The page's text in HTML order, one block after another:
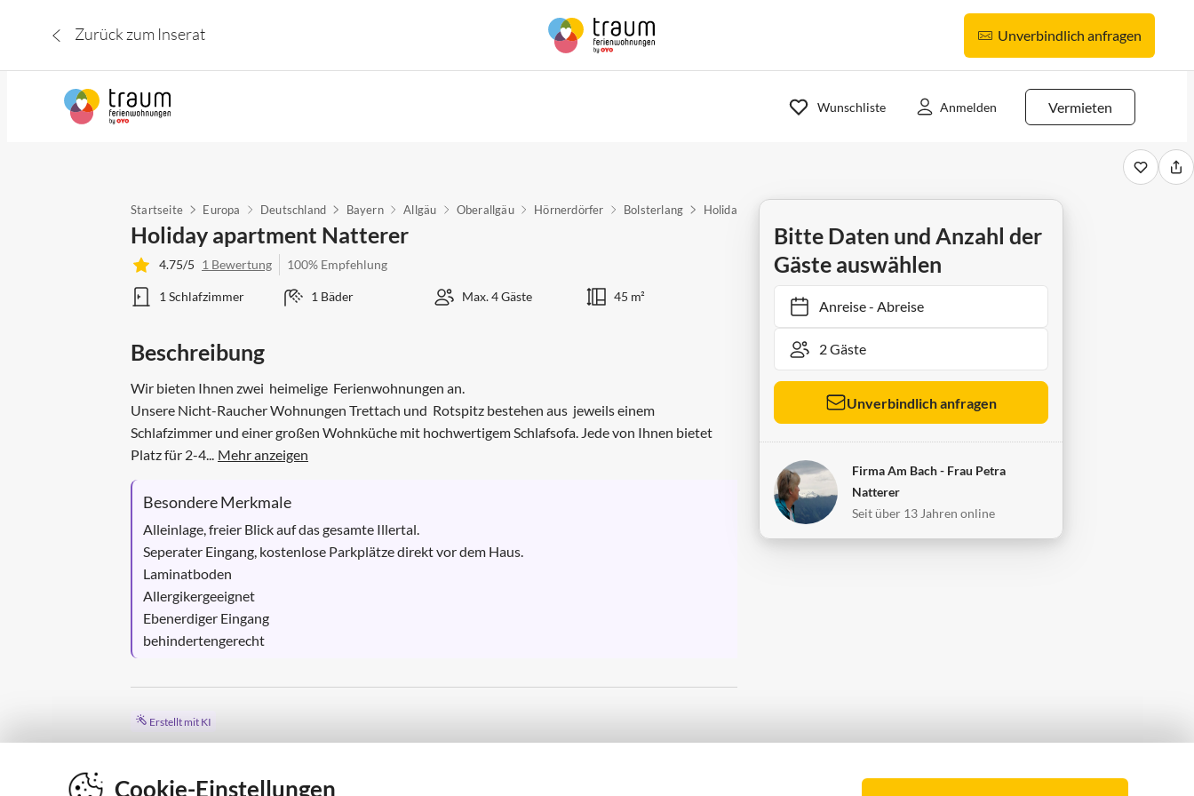
Zurück zum Inserat Unverbindlich anfragen
Cookie-Einstellungen